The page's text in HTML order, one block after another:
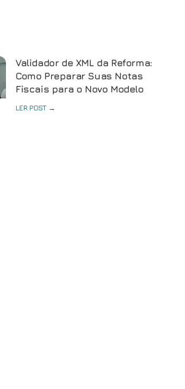
Validador de XML da Reforma:
Como Preparar Suas Notas
Fiscais para o Novo Modelo
LER POST →